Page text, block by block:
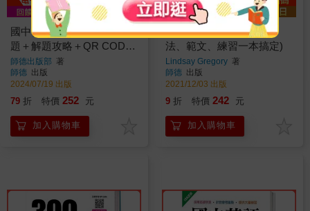
國中會考英聽全真題庫(試
題＋解題攻略＋QR CODE
音檔)
師德出版部 著
師德 出版
2024/07/19 出版
79 折 特價 252 元
加入購物車
國中英語文法與寫作(文
法、範文、練習一本搞定)
Lindsay Gregory 著
師德 出版
2021/12/03 出版
9 折 特價 242 元
加入購物車